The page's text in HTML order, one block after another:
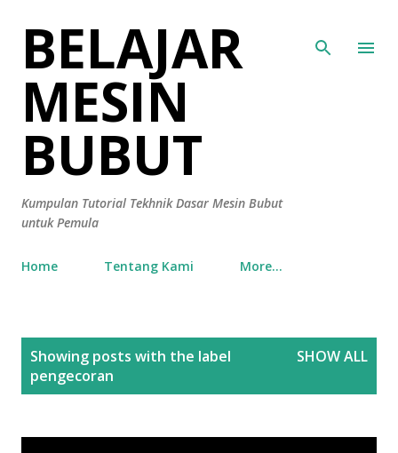
BELAJAR
MESIN
BUBUT
Kumpulan Tutorial Tekhnik Dasar Mesin Bubut
untuk Pemula
Home Tentang Kami More…
Showing posts with the label
pengecoran
SHOW ALL